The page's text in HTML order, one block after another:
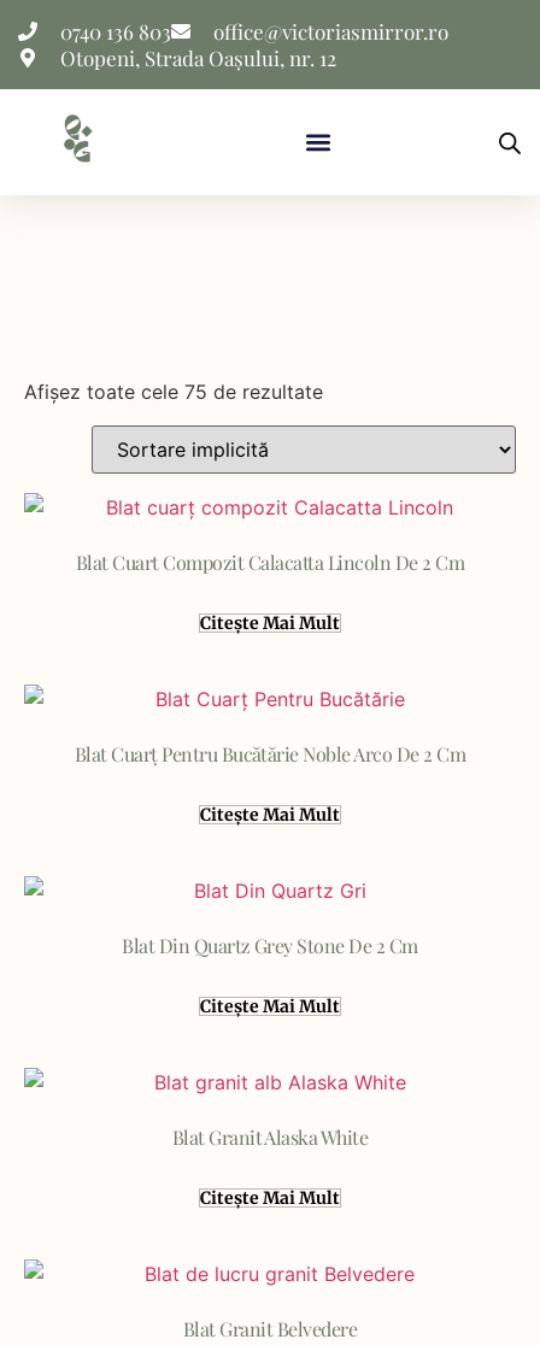
0740 136 803
office@victoriasmirror.ro
Otopeni, Strada Oașului, nr. 12
Aplicație produs
Afișez toate cele 75 de rezultate
Blat Cuart Compozit Calacatta Lincoln De 2 Cm
Citește Mai Mult
Blat Cuarț Pentru Bucătărie Noble Arco De 2 Cm
Citește Mai Mult
Blat Din Quartz Grey Stone De 2 Cm
Citește Mai Mult
Blat Granit Alaska White
Citește Mai Mult
Blat Granit Belvedere